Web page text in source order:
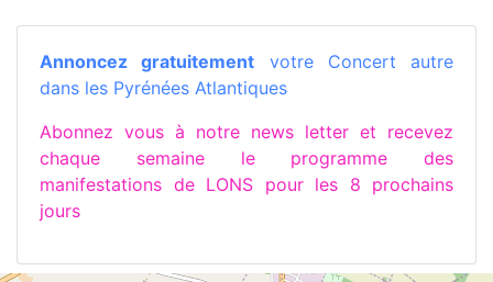
Annoncez gratuitement votre Concert autre
dans les Pyrénées Atlantiques
Abonnez vous à notre news letter et recevez
chaque semaine le programme des
manifestations de LONS pour les 8 prochains
jours